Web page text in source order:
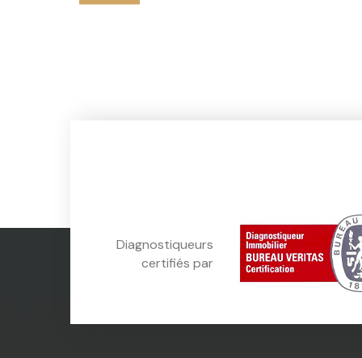
Diagnostiqueurs
certifiés par